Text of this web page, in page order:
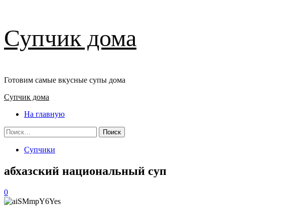
к
содержимому
Супчик дома
Готовим самые вкусные супы дома
Основное
Супчик дома
На главную
Найти:
Супчики
абхазский национальный суп
0